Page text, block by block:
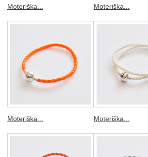
Moteriška... Moteriška...
Moteriška... Moteriška...